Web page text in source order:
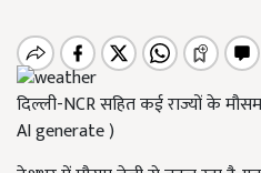
दिल्ली-NCR सहित कई राज्यों के
AI generate )